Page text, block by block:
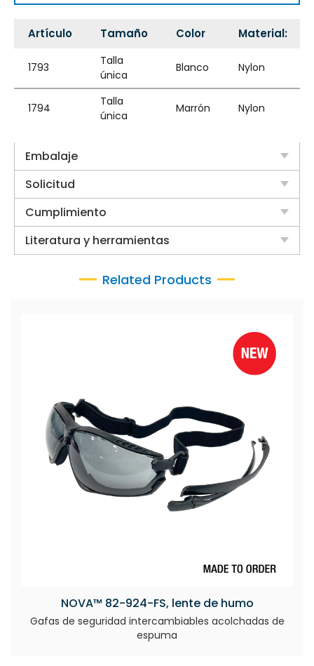
Artículo Tamaño Color Material:
1793
Talla
única
Blanco Nylon
1794
Talla
única
Marrón Nylon
Embalaje
Solicitud
Cumplimiento
Literatura y herramientas
Related Products
NOVA™ 82-924-FS, lente de humo
Gafas de seguridad intercambiables acolchadas de
espuma